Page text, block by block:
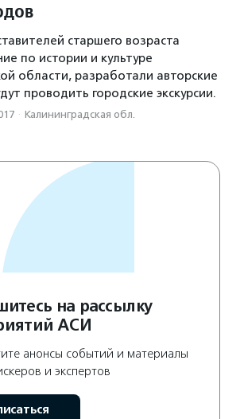
старшего возраста
по истории и культуре
области, разработали авторские
проводить городские экскурсии.
· Калининградская обл.
на рассылку
АСИ
анонсы событий и материалы
и экспертов